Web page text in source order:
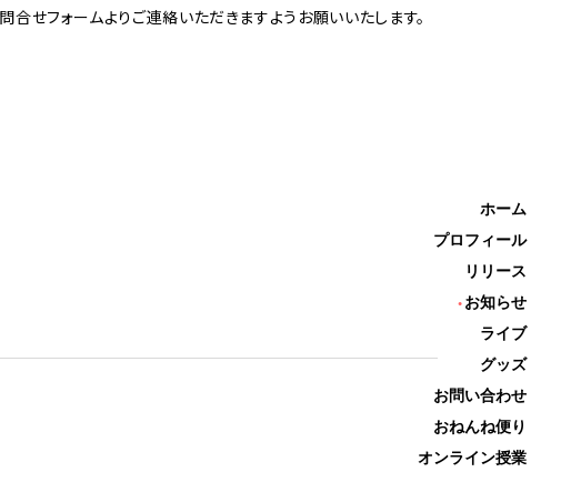
ホーム
プロフィール
リリース
お知らせ
ライブ
グッズ
お問い合わせ
おねんね便り
オンライン授業
せフォームよりご連絡いただきますようお願いいたします。